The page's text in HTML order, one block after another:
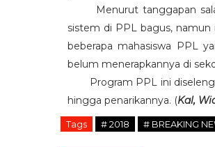
Menurut tanggapan salah
sistem di PPL bagus,
beberapa mahasiswa PPL
belum menerapkannya di
Program PPL ini
hingga penarikannya. (Kal,
Tags # 2018 # BREAKING